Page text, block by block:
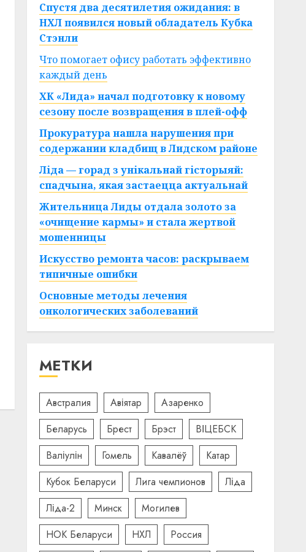
Спустя два десятилетия ожидания: в
НХЛ появился новый обладатель Кубка
Стэнли
Что помогает офису работать эффективно
каждый день
ХК «Лида» начал подготовку к новому
сезону после возвращения в плей-офф
Прокуратура нашла нарушения при
содержании кладбищ в Лидском районе
Ліда — горад з унікальнай гісторыяй:
спадчына, якая застаецца актуальнай
Жительница Лиды отдала золото за
«очищение кармы» и стала жертвой
мошенницы
Искусство ремонта часов: раскрываем
типичные ошибки
Основные методы лечения
онкологических заболеваний
МЕТКИ
Австралия Авіятар
Азаренко
Беларусь
Брест Брэст
ВІЦЕБСК
Валіулін
Гомель Кавалёў
Катар
Кубок Беларуси
Лига чемпионов
Ліда
Ліда-2
Минск
Могилев
НОК Беларуси
НХЛ
Россия